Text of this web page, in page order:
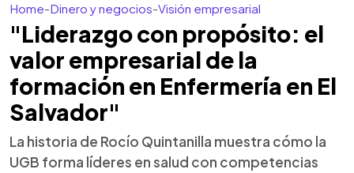
Home-Dinero y negocios-Visión empresarial
"Liderazgo con propósito: el
valor empresarial de la
formación en Enfermería en El
Salvador"
La historia de Rocío Quintanilla muestra cómo la
UGB forma líderes en salud con competencias